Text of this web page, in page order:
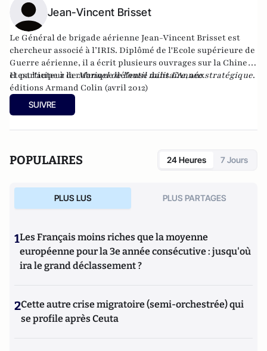
Denoël.
Jean-Vincent Brisset
Le Général de brigade aérienne Jean-Vincent Brisset est
chercheur associé à l’IRIS. Diplômé de l'Ecole supérieure de
Guerre aérienne, il a écrit plusieurs ouvrages sur la Chine,
et participe à la rubrique défense dansL’Année stratégique.
Il est l'auteur deManuel de l'outil militaire, aux
éditions Armand Colin (avril 2012)
SUIVRE
POPULAIRES 24 Heures 7 Jours
PLUS LUS PLUS PARTAGES
1Les Français moins riches que la moyenne
européenne pour la 3e année consécutive : jusqu'où
ira le grand déclassement ?
2Cette autre crise migratoire (semi-orchestrée) qui
se profile après Ceuta